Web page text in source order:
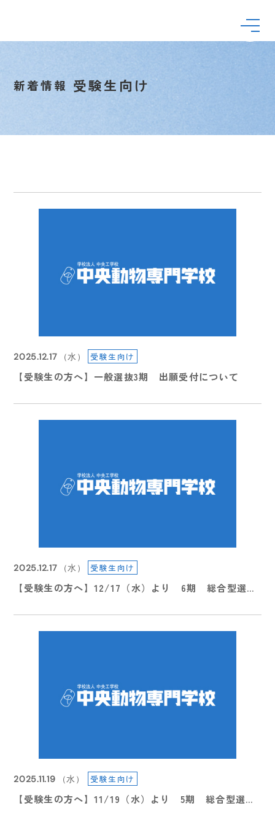
新着情報 受験生向け
2026.08.07
✂️🐩 8/19（水）体験入学開催！ 🐩✂️
2026.08.05
（水）
（日）
受験生向け
2025.12.17 （水） 受験生向け
【受験生の方へ】一般選抜3期 出願受付について
2025.12.17 （水） 受験生向け
【受験生の方へ】12/17（水）より 6期 総合型選抜
2025.11.19 （水） 受験生向け
【受験生の方へ】11/19（水）より 5期 総合型選抜